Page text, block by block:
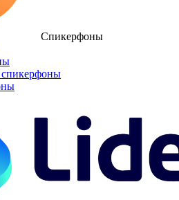
Спикерфоны